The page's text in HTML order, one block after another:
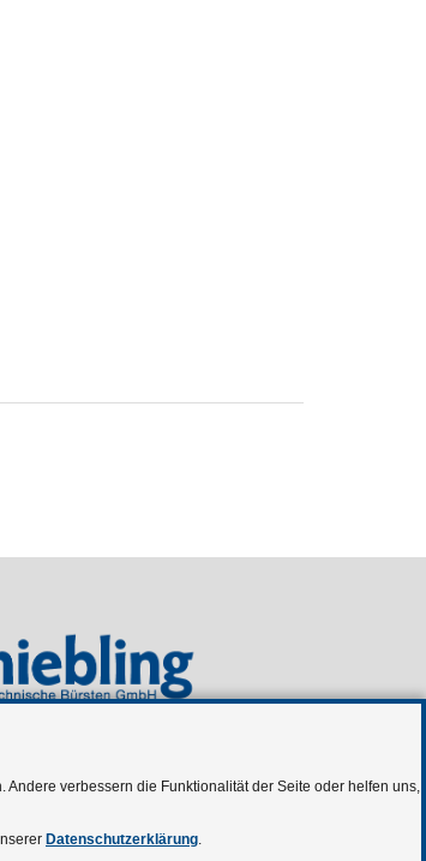
5S
verbessern die Funktionalität der Seite oder helfen uns,
Datenschutzerklärung.